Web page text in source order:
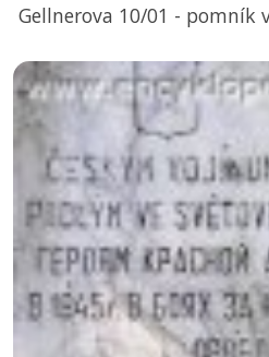
Gellnerova 10/01 - pomník